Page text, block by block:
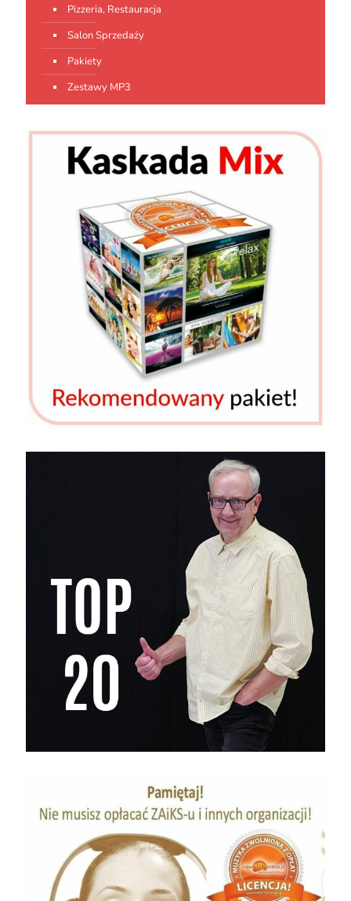
Pizzeria, Restauracja
Salon Sprzedaży
Pakiety
Zestawy MP3